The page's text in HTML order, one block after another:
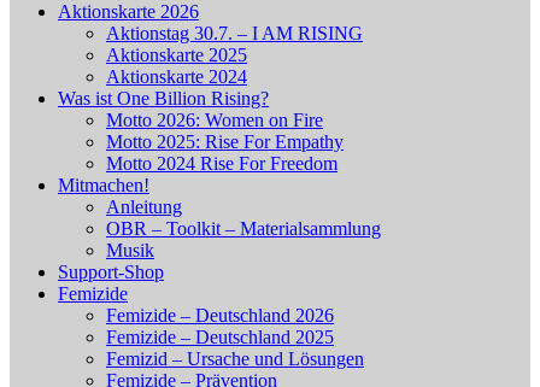
Aktionskarte 2026
Aktionstag 30.7. – I AM RISING
Aktionskarte 2025
Aktionskarte 2024
Was ist One Billion Rising?
Motto 2026: Women on Fire
Motto 2025: Rise For Empathy
Motto 2024 Rise For Freedom
Mitmachen!
Anleitung
OBR – Toolkit – Materialsammlung
Musik
Support-Shop
Femizide
Femizide – Deutschland 2026
Femizide – Deutschland 2025
Femizid – Ursache und Lösungen
Femizide – Prävention